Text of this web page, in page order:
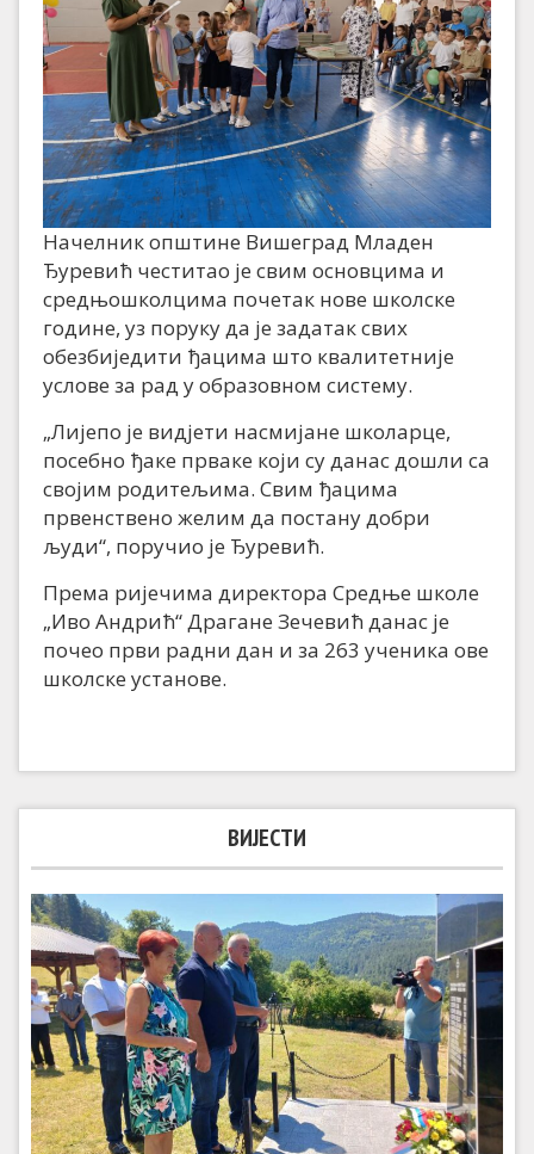
Начелник општине Вишеград Младен
Ђуревић честитао је свим основцима и
средњошколцима почетак нове школске
године, уз поруку да је задатак свих
обезбиједити ђацима што квалитетније
услове за рад у образовном систему.
„Лијепо је видјети насмијане школарце,
посебно ђаке прваке који су данас дошли са
својим родитељима. Свим ђацима
првенствено желим да постану добри
људи“, поручио је Ђуревић.
Према ријечима директора Средње школе
„Иво Андрић“ Драгане Зечевић данас је
почео први радни дан и за 263 ученика ове
школске установе.
ВИЈЕСТИ